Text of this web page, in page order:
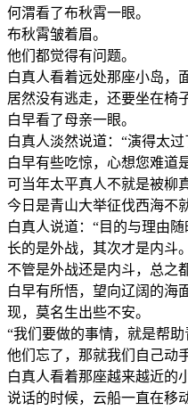
何渭看了布秋霄一眼。
布秋霄皱着眉。
他们都觉得有问题。
白真人看着远处那座小岛，
居然没有逃走，还要坐在椅
白早看了母亲一眼。
白真人淡然说道：“演得太过
白早有些吃惊，心想您难道
可当年太平真人不就是被柳
今日是青山大举征伐西海不
白真人说道：“目的与理由
长的是外战，其次才是内斗
不管是外战还是内斗，总之
白早有所悟，望向辽阔的海
现，莫名生出些不安。
“我们要做的事情，就是帮
他们忘了，那就我们自己动
白真人看着那座越来越近的
说话的时候，云船一直在移